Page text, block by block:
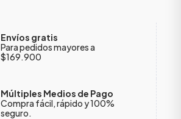
Envíos gratis
Para pedidos mayores a
$169.900
Múltiples Medios de Pago
Compra fácil, rápido y 100%
seguro.